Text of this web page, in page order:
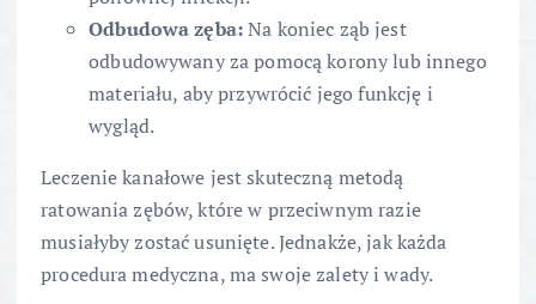
Odbudowa zęba:Na koniec ząb jest
odbudowywany za pomocą korony lub innego
materiału, aby przywrócić jego funkcję i
wygląd.
Leczenie kanałowe jest skuteczną metodą
ratowania zębów, które w przeciwnym razie
musiałyby zostać usunięte. Jednakże, jak każda
procedura medyczna, ma swoje zalety i wady.